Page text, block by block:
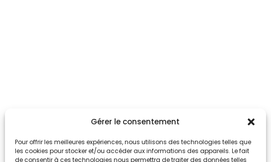
Gérer le consentement
Pour offrir les meilleures expériences, nous utilisons des technologies telles que
les cookies pour stocker et/ou accéder aux informations des appareils. Le fait
de consentir à ces technologies nous permettra de traiter des données telles